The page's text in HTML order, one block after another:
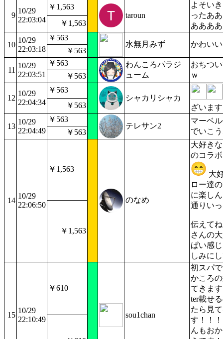
9
10/29
22:03:04
￥1,563
taroun
よそい
ったあ
あああ
￥1,563
10
10/29
22:03:18
￥563
水無月みず かわいい
￥563
11
10/29
22:03:51
￥563
わんころパラジ
ューム
おちつ
ｗ
￥563
12
10/29
22:04:34
￥563
シャカリシャカ
ざいま
￥563
13
10/29
22:04:49
￥563
テレサン2
マーベ
でいこ
￥563
14
10/29
22:06:50
￥1,563
のなめ
大好き
のコラ
大
ロー達
に楽し
通りい
伝えてね
さんの
ぱい感
しみに
￥1,563
15
10/29
22:10:49
￥610
sou1chan
初スパ
かころ
てきま
ter載せ
たら見
す！！
んもお